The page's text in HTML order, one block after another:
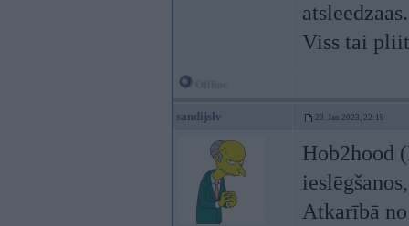
atsleedzaas.
Viss tai
sandijslv 23. Jan 2023, 22:19
Hob2hood
Atkarībā